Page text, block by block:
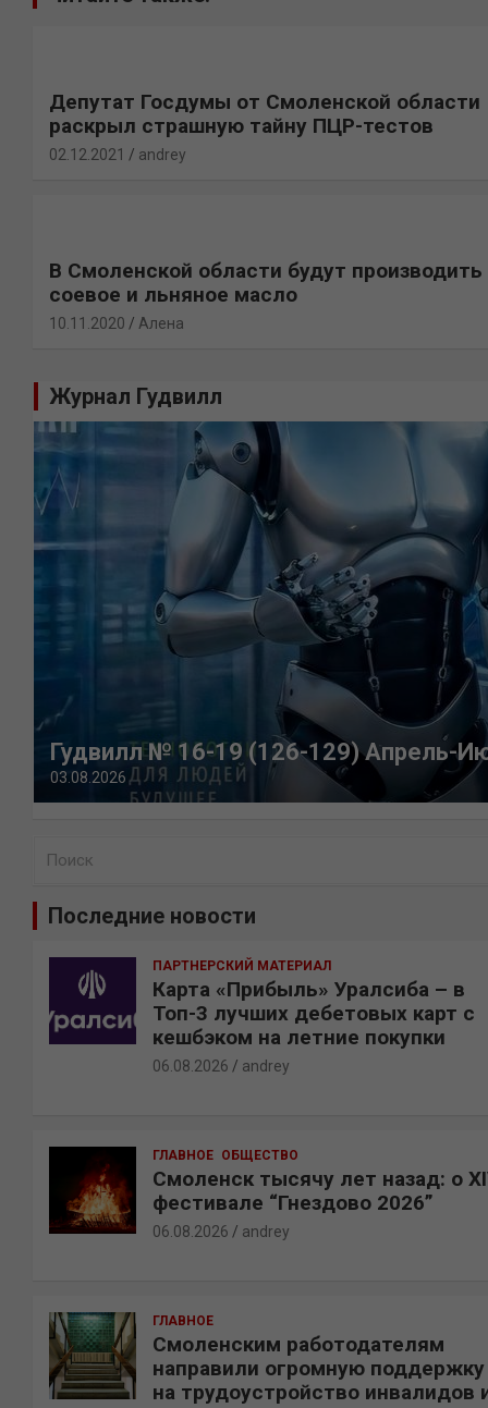
Депутат Госдумы от Смоленской области
раскрыл страшную тайну ПЦР-тестов
02.12.2021 andrey
В Смоленской области будут производить
соевое и льняное масло
10.11.2020 Алена
Журнал Гудвилл
Гудвилл № 16-19 (126-129) Апрель-
03.08.2026
Последние новости
ПАРТНЕРСКИЙ МАТЕРИАЛ
Карта «Прибыль» Уралсиба – в
Топ-3 лучших дебетовых карт с
кешбэком на летние покупки
06.08.2026 andrey
ГЛАВНОЕ ОБЩЕСТВО
Смоленск тысячу лет назад: о
фестивале “Гнездово 2026”
06.08.2026 andrey
ГЛАВНОЕ
Смоленским работодателям
направили огромную поддержку
на трудоустройство инвалидов